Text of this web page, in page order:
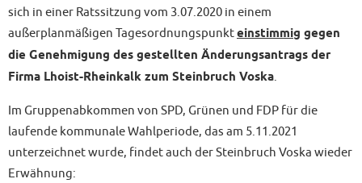
sich in einer Ratssitzung vom 3.07.2020 in einem
außerplanmäßigen Tagesordnungspunkteinstimmig gegen
die Genehmigung des gestellten Änderungsantrags der
Firma Lhoist-Rheinkalk zum Steinbruch Voska.
Im Gruppenabkommen von SPD, Grünen und FDP für die
laufende kommunale Wahlperiode, das am 5.11.2021
unterzeichnet wurde, findet auch der Steinbruch Voska wieder
Erwähnung: